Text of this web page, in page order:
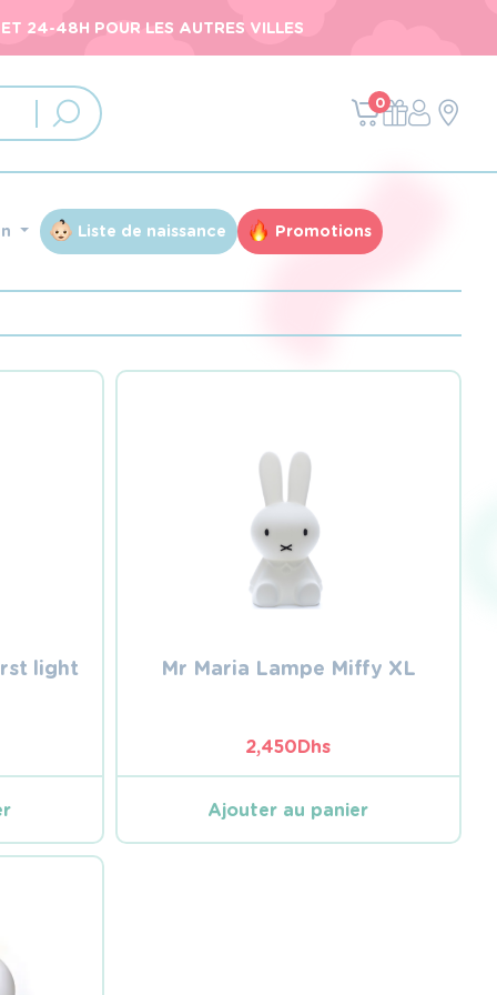
24-48H POUR LES AUTRES VILLES
0
Liste de naissance Promotions
light Mr Maria Lampe Miffy XL
2,450Dhs
Ajouter au panier